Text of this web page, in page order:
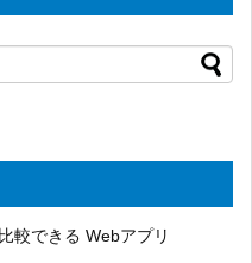
較できる Webアプリ